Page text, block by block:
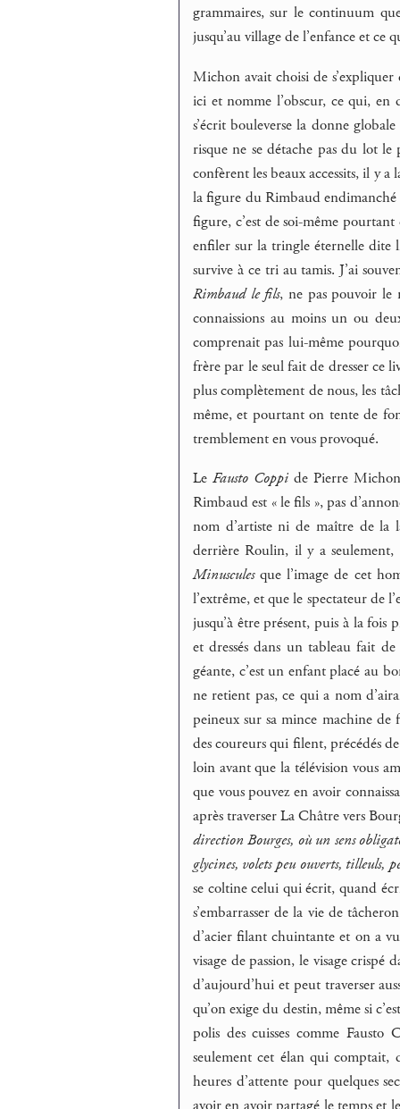
grammaires, sur le continuum
jusqu’au village de l’enfance et ce
Michon avait choisi de
ici et nomme l’obscur, ce qui, en
s’écrit bouleverse la donne
risque ne se détache pas du lot
confèrent les beaux accessits, il y
la figure du Rimbaud
figure, c’est de soi-même
enfiler sur la tringle éternelle dite
survive à ce tri au tamis. J’ai
Rimbaud le fils, ne pas pouvoir le
connaissions au moins un ou
comprenait pas lui-même
frère par le seul fait de dresser ce
plus complètement de nous, les
même, et pourtant on tente de
tremblement en vous provoqué.
Le Fausto Coppide Pierre Michon
Rimbaud est « le fils », pas
nom d’artiste ni de maître de la
derrière Roulin, il y a
Minusculesque l’image de cet
l’extrême, et que le spectateur de
jusqu’à être présent, puis à la fois
et dressés dans un tableau fait
géante, c’est un enfant placé au
ne retient pas, ce qui a nom
peineux sur sa mince machine
des coureurs qui filent, précédés
loin avant que la télévision vous
que vous pouvez en avoir
après traverser La Châtre vers
direction Bourges, où un sens
glycines, volets peu ouverts, tilleuls,
se coltine celui qui écrit, quand
s’embarrasser de la vie de
d’acier filant chuintante et on a
visage de passion, le visage crispé
d’aujourd’hui et peut traverser
qu’on exige du destin, même si
polis des cuisses comme Fausto
seulement cet élan qui comptait,
heures d’attente pour quelques